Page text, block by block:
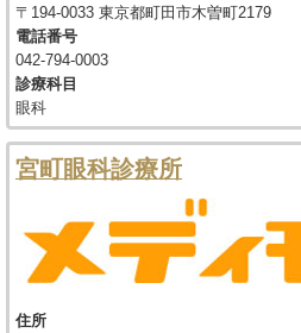
〒194-0033 東京都町田市木曽町2179
電話番号
042-794-0003
診療科目
眼科
宮町眼科診療所
住所